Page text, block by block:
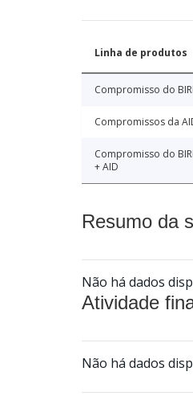
Linha de produtos
Compromisso do
Compromissos da
Compromisso do
+ AID
Resumo da
Não há dados
Atividade
Não há dados